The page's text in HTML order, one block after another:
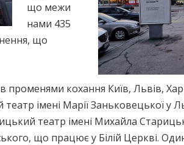
що межи
нами 435
що
кохання Київ, Львів,
імені Марії Заньковецької
театр імені Михайла
що працює у Білій Церкві.